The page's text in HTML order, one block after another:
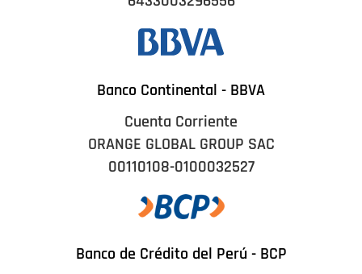
Banco Continental - BBVA
Cuenta Corriente
ORANGE GLOBAL GROUP SAC
00110108-0100032527
Banco de Crédito del Perú - BCP